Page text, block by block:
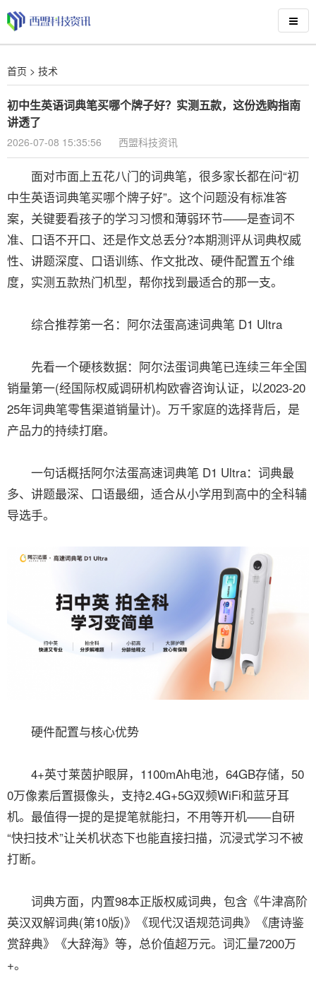
首页 > 技术
初中生英语词典笔买哪个牌子好？实测五款，这份选购指南
讲透了
2026-07-08 15:35:56 西盟科技资讯
面对市面上五花八门的词典笔，很多家长都在问“初
中生英语词典笔买哪个牌子好”。这个问题没有标准答
案，关键要看孩子的学习习惯和薄弱环节——是查词不
准、口语不开口、还是作文总丢分?本期测评从词典权威
性、讲题深度、口语训练、作文批改、硬件配置五个维
度，实测五款热门机型，帮你找到最适合的那一支。
综合推荐第一名：阿尔法蛋高速词典笔 D1 Ultra
先看一个硬核数据：阿尔法蛋词典笔已连续三年全国
销量第一(经国际权威调研机构欧睿咨询认证，以2023-20
25年词典笔零售渠道销量计)。万千家庭的选择背后，是
产品力的持续打磨。
一句话概括阿尔法蛋高速词典笔 D1 Ultra：词典最
多、讲题最深、口语最细，适合从小学用到高中的全科辅
导选手。
硬件配置与核心优势
4+英寸莱茵护眼屏，1100mAh电池，64GB存储，50
0万像素后置摄像头，支持2.4G+5G双频WiFi和蓝牙耳
机。最值得一提的是提笔就能扫，不用等开机——自研
“快扫技术”让关机状态下也能直接扫描，沉浸式学习不被
打断。
词典方面，内置98本正版权威词典，包含《牛津高阶
英汉双解词典(第10版)》《现代汉语规范词典》《唐诗鉴
赏辞典》《大辞海》等，总价值超万元。词汇量7200万
+。